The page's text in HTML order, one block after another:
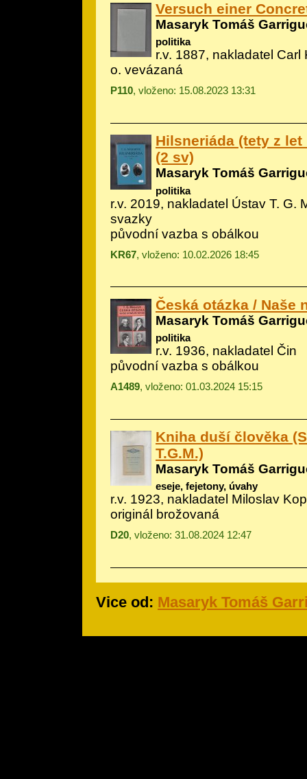
Versuch einer
Masaryk Tomáš
politika
r.v. 1887, nakladatel Carl
o. vevázaná
P110, vloženo: 15.08.2023 13:31
Hilsneriáda (tety z let
(2 sv)
Masaryk Tomáš
politika
r.v. 2019, nakladatel Ústav T. G.
svazky
původní vazba s obálkou
KR67, vloženo: 10.02.2026 18:45
Česká otázka / Naše
Masaryk Tomáš
politika
r.v. 1936, nakladatel Čin
původní vazba s obálkou
A1489, vloženo: 01.03.2024 15:15
Kniha duší člověka
T.G.M.)
Masaryk Tomáš
eseje, fejetony, úvahy
r.v. 1923, nakladatel Miloslav
originál brožovaná
D20, vloženo: 31.08.2024 12:47
Vice od: Masaryk Tomáš